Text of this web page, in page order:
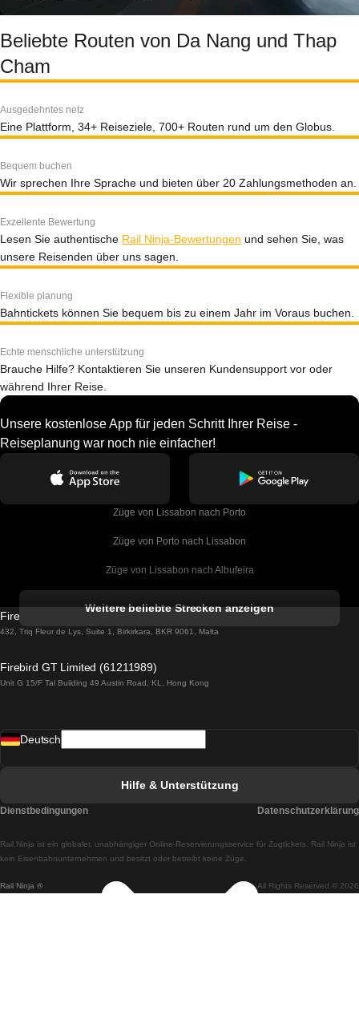
Beliebte Routen von Da Nang und Thap
Cham
Ausgedehntes netz
Eine Plattform, 34+ Reiseziele, 700+ Routen rund um den Globus.
Bequem buchen
Wir sprechen Ihre Sprache und bieten über 20 Zahlungsmethoden an.
Exzellente Bewertung
Lesen Sie authentische Rail Ninja-Bewertungen und sehen Sie, was
unsere Reisenden über uns sagen.
Flexible planung
Bahntickets können Sie bequem bis zu einem Jahr im Voraus buchen.
Echte menschliche unterstützung
Brauche Hilfe? Kontaktieren Sie unseren Kundensupport vor oder
während Ihrer Reise.
Unsere kostenlose App für jeden Schritt Ihrer Reise -
Reiseplanung war noch nie einfacher!
Züge von Lissabon nach Porto
Züge von Porto nach Lissabon
Züge von Lissabon nach Albufeira
Züge von Lissabon nach Lagos
Züge von Lissabon nach Madrid
Züge von Lissabon nach Braga
Züge von Braga nach Lissabon
Weitere beliebte Strecken anzeigen
Firebird GT Limited (OC 1451)
432, Triq Fleur de Lys, Suite 1, Birkirkara, BKR 9061, Malta
Firebird GT Limited (61211989)
Unit G 15/F Tal Building 49 Austin Road, KL, Hong Kong
Rail Ninja ® All Rights Reserved © 2026
Rail.Ninja ist ein globaler, unabhängiger Online-Reservierungsservice für Zugtickets. Rail Ninja ist
kein Eisenbahnunternehmen und besitzt oder betreibt keine Züge.
Deutsch
Hilfe & Unterstützung
Dienstbedingungen Datenschutzerklärung